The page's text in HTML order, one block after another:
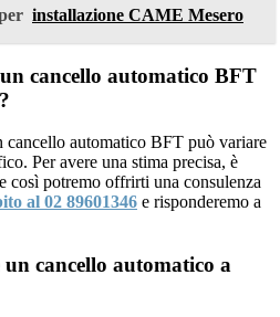
installazione CAME Mesero
cancello automatico BFT
automatico BFT può variare
Per avere una stima precisa, è
così potremo offrirti una consulenza
al 02 89601346 e risponderemo a
cancello automatico a